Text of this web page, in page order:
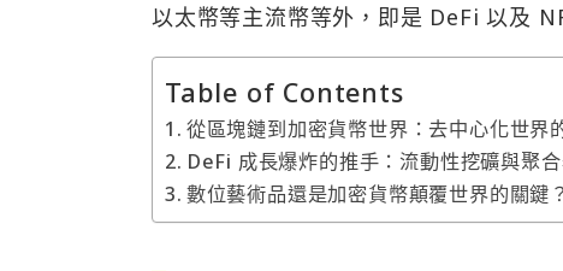
以太幣等主流幣等外，即是 DeFi 以及
Table of Contents
從區塊鏈到加密貨幣世界：去中心化世界
DeFi 成長爆炸的推手：流動性挖礦與聚
數位藝術品還是加密貨幣顛覆世界的關鍵？